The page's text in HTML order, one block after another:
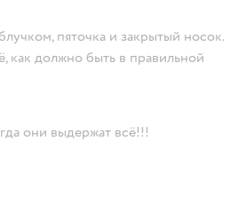
пяточка и закрытый носок.
как должно быть в правильной
они выдержат всё!!!